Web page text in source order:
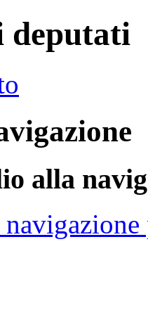
deputati
alla